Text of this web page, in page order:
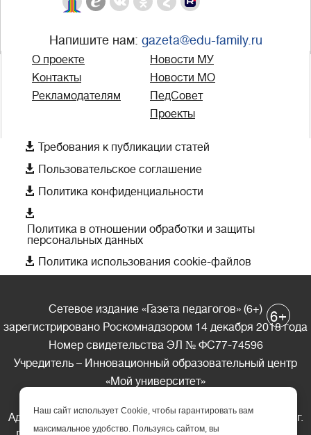
Напишите нам: gazeta@edu-family.ru
О проекте
Контакты
Рекламодателям
Новости МУ
Новости МО
ПедСовет
Проекты
 Требования к публикации статей
 Пользовательское соглашение
 Политика конфиденциальности

Политика в отношении обработки и защиты
персональных данных
 Политика использования cookie-файлов
Сетевое издание «Газета педагогов» (6+)
зарегистрировано Роскомнадзором 14 декабря 2018 года
Номер свидетельства ЭЛ № ФС77-74596
Учредитель – Инновационный образовательный центр
«Мой университет»
Адрес редакции: 185035 Россия, Республика Карелия, г.
6+
Наш сайт использует Cookie, чтобы гарантировать вам
максимальное удобство. Пользуясь сайтом, вы